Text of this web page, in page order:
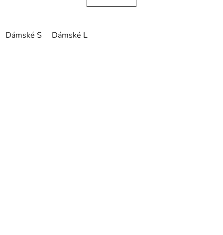
Dámské S Dámské L